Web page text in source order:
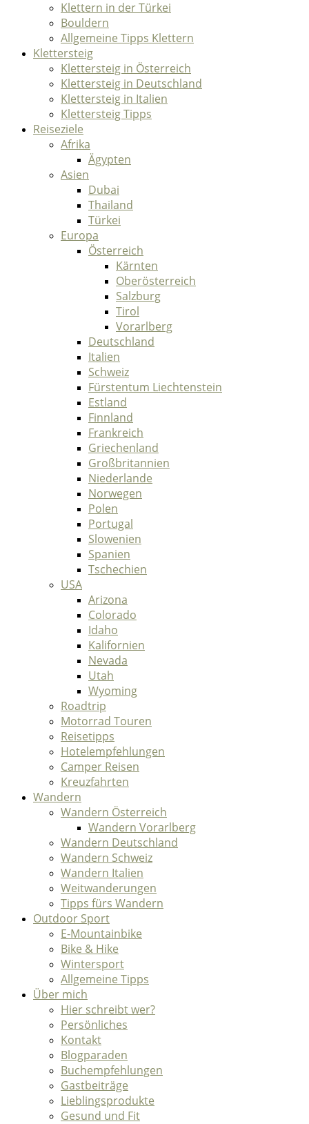
Klettern in der Türkei
Bouldern
Allgemeine Tipps Klettern
Klettersteig
Klettersteig in Österreich
Klettersteig in Deutschland
Klettersteig in Italien
Klettersteig Tipps
Reiseziele
Afrika
Ägypten
Asien
Dubai
Thailand
Türkei
Europa
Österreich
Kärnten
Oberösterreich
Salzburg
Tirol
Vorarlberg
Deutschland
Italien
Schweiz
Fürstentum Liechtenstein
Estland
Finnland
Frankreich
Griechenland
Großbritannien
Niederlande
Norwegen
Polen
Portugal
Slowenien
Spanien
Tschechien
USA
Arizona
Colorado
Idaho
Kalifornien
Nevada
Utah
Wyoming
Roadtrip
Motorrad Touren
Reisetipps
Hotelempfehlungen
Camper Reisen
Kreuzfahrten
Wandern
Wandern Österreich
Wandern Vorarlberg
Wandern Deutschland
Wandern Schweiz
Wandern Italien
Weitwanderungen
Tipps fürs Wandern
Outdoor Sport
E-Mountainbike
Bike & Hike
Wintersport
Allgemeine Tipps
Über mich
Hier schreibt wer?
Persönliches
Kontakt
Blogparaden
Buchempfehlungen
Gastbeiträge
Lieblingsprodukte
Gesund und Fit